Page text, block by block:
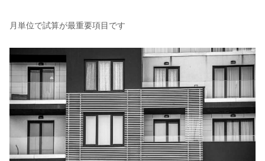
月単位で試算が最重要項目です